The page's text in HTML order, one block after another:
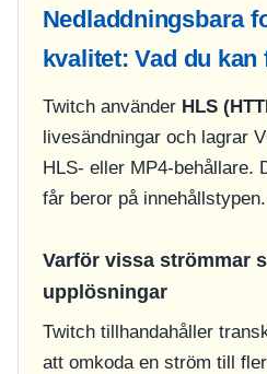
Nedladdningsbara
kvalitet: Vad du kan
Twitch använder HLS
livesändningar och lagrar
HLS- eller MP4-behållare.
får beror på innehållstypen.
Varför vissa strömmar
upplösningar
Twitch tillhandahåller
att omkoda en ström till